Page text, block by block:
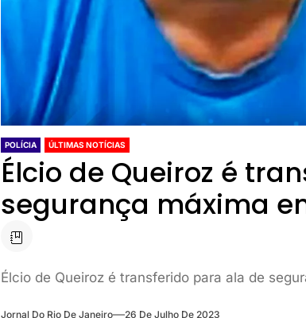
POLÍCIA ÚLTIMAS NOTÍCIAS
Élcio de Queiroz é
segurança máxima
Élcio de Queiroz é transferido para ala de
Jornal Do Rio De Janeiro 26 De Julho De 2023